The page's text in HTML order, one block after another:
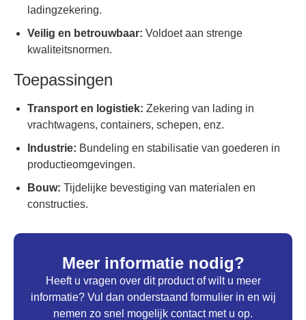
Meer informatie nodig?
Heeft u vragen over dit product of wilt u meer
informatie? Vul dan onderstaand formulier in en wij
nemen zo snel mogelijk contact met u op.
ladingzekering.
Veilig en betrouwbaar: Voldoet aan strenge
kwaliteitsnormen.
Toepassingen
Transport en logistiek: Zekering van lading in
vrachtwagens, containers, schepen, enz.
Industrie: Bundeling en stabilisatie van goederen in
productieomgevingen.
Bouw: Tijdelijke bevestiging van materialen en
constructies.